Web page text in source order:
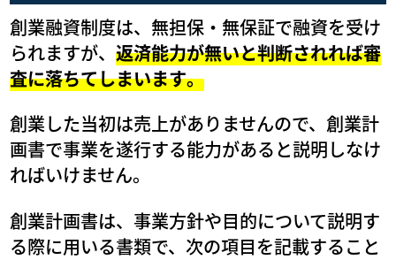
創業融資制度は、無担保・無保証で融資を受け
られますが、返済能力が無いと判断されれば審
査に落ちてしまいます。
創業した当初は売上がありませんので、創業計
画書で事業を遂行する能力があると説明しなけ
ればいけません。
創業計画書は、事業方針や目的について説明す
る際に用いる書類で、次の項目を記載すること